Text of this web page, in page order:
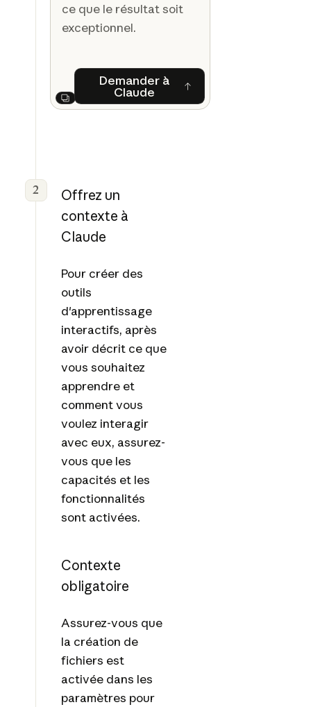
ce que le résultat soit
exceptionnel.
Next
Demander à
ClaudeDemander à Claude
2
Offrez un
contexte à
Claude
Pour créer des
outils
d'apprentissage
interactifs, après
avoir décrit ce que
vous souhaitez
apprendre et
comment vous
voulez interagir
avec eux, assurez-
vous que les
capacités et les
fonctionnalités
sont activées.
Contexte
obligatoire
Assurez-vous que
la création de
fichiers est
activée dans les
paramètres pour